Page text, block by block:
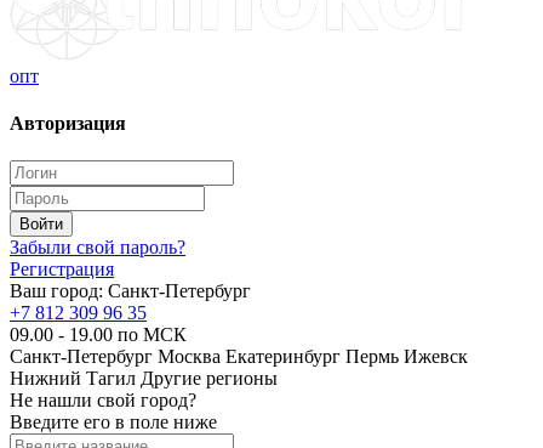
опт
Авторизация
Забыли свой пароль?
Регистрация
Ваш город: Санкт-Петербург
+7 812 309 96 35
09.00 - 19.00 по МСК
Санкт-Петербург Москва Екатеринбург Пермь Ижевск
Нижний Тагил Другие регионы
Не нашли свой город?
Введите его в поле ниже